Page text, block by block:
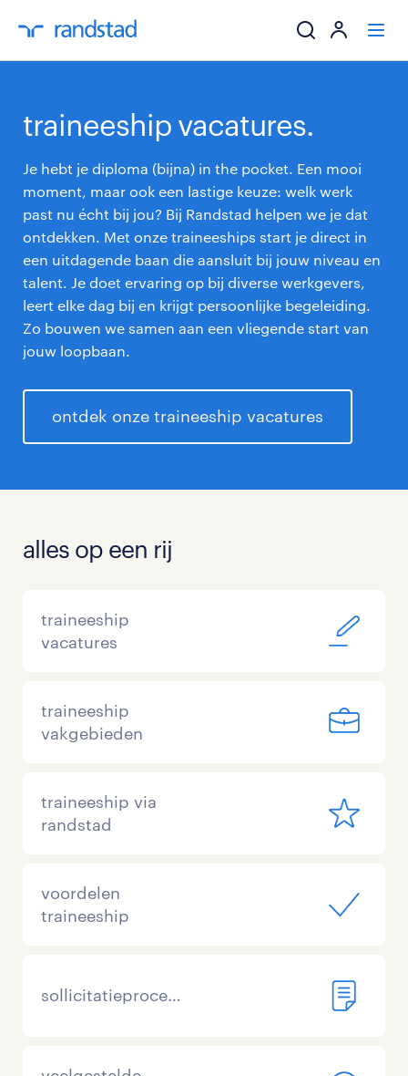
mijn carrière
over randstad
traineeship vacatures.
Je hebt je diploma (bijna) in the pocket. Een mooi
moment, maar ook een lastige keuze: welk werk
past nu écht bij jou? Bij Randstad helpen we je dat
ontdekken. Met onze traineeships start je direct in
een uitdagende baan die aansluit bij jouw niveau en
talent. Je doet ervaring op bij diverse werkgevers,
leert elke dag bij en krijgt persoonlijke begeleiding.
Zo bouwen we samen aan een vliegende start van
jouw loopbaan.
ontdek onze traineeship vacatures
alles op een rij
traineeship
vacatures
traineeship
vakgebieden
traineeship via
randstad
voordelen
traineeship
sollicitatieprocedure